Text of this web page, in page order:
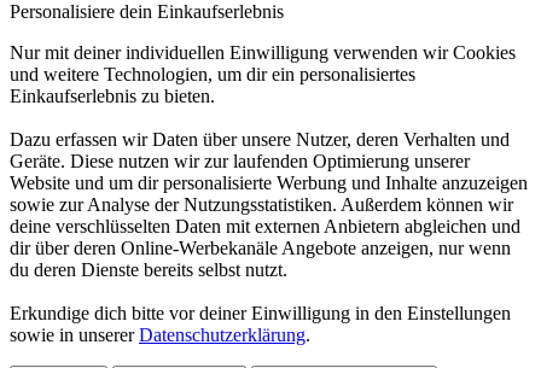
Personalisiere dein Einkaufserlebnis
Nur mit deiner individuellen Einwilligung verwenden wir Cookies
und weitere Technologien, um dir ein personalisiertes
Einkaufserlebnis zu bieten.
Dazu erfassen wir Daten über unsere Nutzer, deren Verhalten und
Geräte. Diese nutzen wir zur laufenden Optimierung unserer
Website und um dir personalisierte Werbung und Inhalte anzuzeigen
sowie zur Analyse der Nutzungsstatistiken. Außerdem können wir
deine verschlüsselten Daten mit externen Anbietern abgleichen und
dir über deren Online-Werbekanäle Angebote anzeigen, nur wenn
du deren Dienste bereits selbst nutzt.
Erkundige dich bitte vor deiner Einwilligung in den Einstellungen
sowie in unsererDatenschutzerklärung.